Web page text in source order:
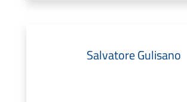
Salvatore Gulisano